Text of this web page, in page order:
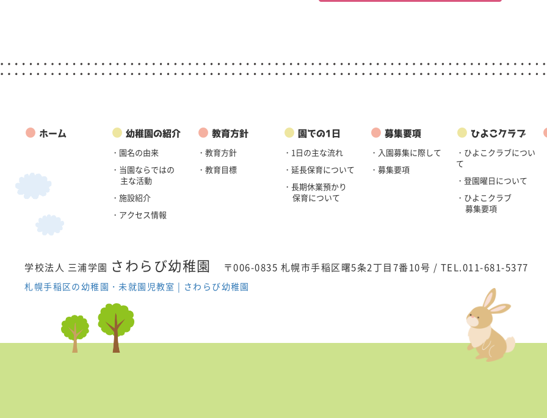
● ホーム ● 幼稚園の紹介
・園名の由来
・当園ならではの
主な活動
・施設紹介
・アクセス情報
● 教育方針
・教育方針
・教育目標
● 園での1日
・1日の主な流れ
・延長保育について
・長期休業預かり
保育について
● 募集要項
・入園募集に際して
・募集要項
● ひよこクラブ
・ひよこクラブについ
て
・登園曜日について
・ひよこクラブ
募集要項
学校法人 三浦学園 さわらび幼稚園 〒006-0835 札幌市手稲区曙5条2丁目7番10号 / TEL.011-681-5377
札幌手稲区の幼稚園・未就園児教室 | さわらび幼稚園